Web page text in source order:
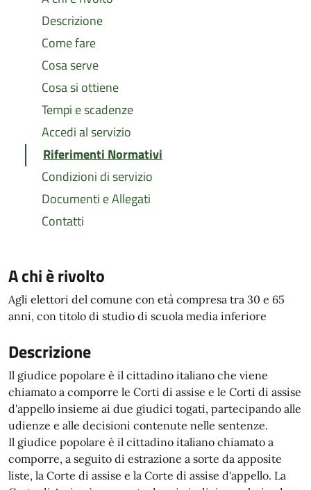
Descrizione
Come fare
Cosa serve
Cosa si ottiene
Tempi e scadenze
Accedi al servizio
Riferimenti Normativi
Condizioni di servizio
Documenti e Allegati
Contatti
A chi è rivolto
Agli elettori del comune con età compresa tra 30 e 65
anni, con titolo di studio di scuola media inferiore
Descrizione
Il giudice popolare è il cittadino italiano che viene
chiamato a comporre le Corti di assise e le Corti di assise
d'appello insieme ai due giudici togati, partecipando alle
udienze e alle decisioni contenute nelle sentenze.
Il giudice popolare è il cittadino italiano chiamato a
comporre, a seguito di estrazione a sorte da apposite
liste, la Corte di assise e la Corte di assise d'appello. La